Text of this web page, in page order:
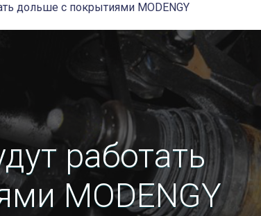
дольше с покрытиями MODENGY
работать
MODENGY